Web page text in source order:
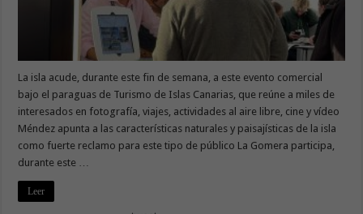
La isla acude, durante este fin de semana, a este evento comercial
bajo el paraguas de Turismo de Islas Canarias, que reúne a miles de
interesados en fotografía, viajes, actividades al aire libre, cine y vídeo
Méndez apunta a las características naturales y paisajísticas de la isla
como fuerte reclamo para este tipo de público La Gomera participa,
durante este …
Leer